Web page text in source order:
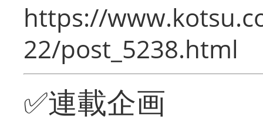
https://
22/post_5238.html
✅連載企画